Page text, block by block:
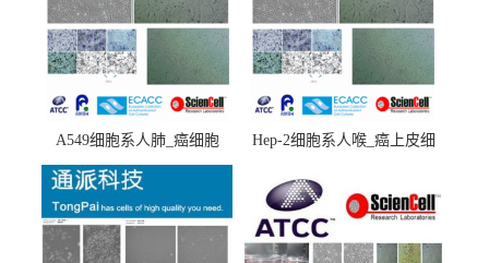
A549细胞系人肺_癌细胞
(A549细胞)
Hep-2细胞系人喉_癌上皮细